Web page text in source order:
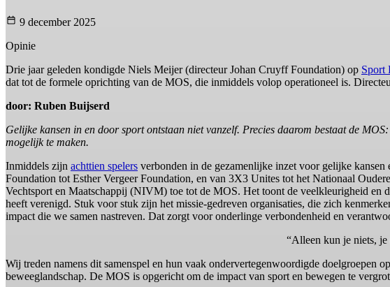
9 december 2025
Opinie
Drie jaar geleden kondigde Niels Meijer (directeur Johan Cruyff Foundation) op Sport
dat tot de formele oprichting van de MOS, die inmiddels volop operationeel is.
door: Ruben Buijserd
Gelijke kansen in en door sport ontstaan niet vanzelf. Precies daarom bestaat de
mogelijk te maken.
Inmiddels zijn achttien spelers verbonden in de gezamenlijke inzet voor gelijke
Foundation tot Esther Vergeer Foundation, en van 3X3 Unites tot het Nationaal
Vechtsport en Maatschappij (NIVM) toe tot de MOS. Het toont de veelkleurigheid en
heeft verenigd. Stuk voor stuk zijn het missie-gedreven organisaties, die zich
impact die we samen nastreven. Dat zorgt voor onderlinge verbondenheid en
“Alleen kun je niets, je
Wij treden namens dit samenspel en hun vaak ondervertegenwoordigde
beweeglandschap. De MOS is opgericht om de impact van sport en bewegen te